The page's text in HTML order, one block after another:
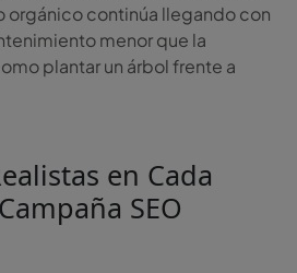
orgánico continúa llegando con
menor que la
plantar un árbol frente a
en Cada
SEO